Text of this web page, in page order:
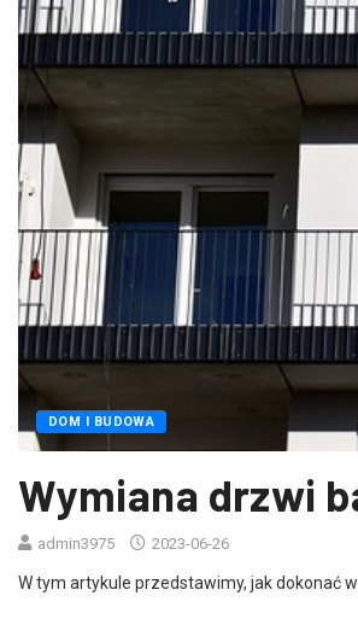
Wymiana drzwi
admin3975 2023-06-26
W tym artykule przedstawimy, jak dokonać